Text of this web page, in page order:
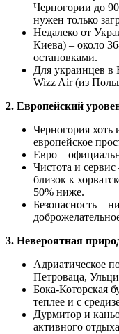
Черногории до
нужен только
Недалеко от
Киева) – около
остановками.
Для украинцев в
Wizz Air (из
2. Европейский
Черногория хоть
европейское
Евро –
Чистота и
близок к
50% ниже.
Безопасность –
3. Невероятная
Адриатическое
Петроваца,
Бока-Которская
теплее и с
Дурмитор и
активного